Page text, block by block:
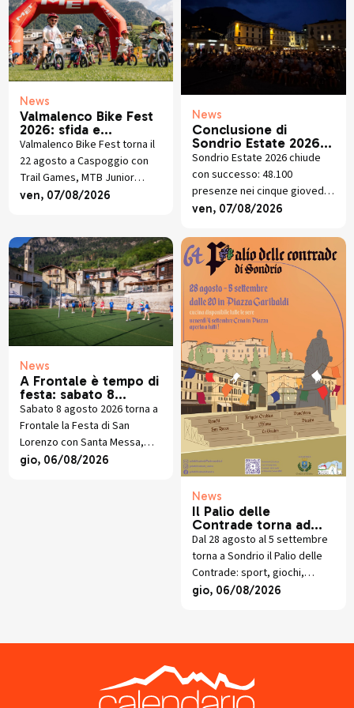
News
Valmalenco Bike Fest
2026: sfida e
divertimento in MTB
Valmalenco Bike Fest torna il
22 agosto a Caspoggio con
Trail Games, MTB Junior
Race, street food alpino,
ven, 07/08/2026
News
Conclusione di
Sondrio Estate 2026:
Grandi esibizioni e
presenze in crescita
Sondrio Estate 2026 chiude
con successo: 48.100
presenze nei cinque giovedì
di luglio tra musica, visite
piano libero.
ven, 07/08/2026
News
A Frontale è tempo di
festa: sabato 8
agosto torna la
tradizionale festa
patronale di San
Lorenzo
Sabato 8 agosto 2026 torna a
Frontale la Festa di San
Lorenzo con Santa Messa,
torneo di pallavolo, cucina
gio, 06/08/2026
News
Il Palio delle
Contrade torna ad
animare Sondrio
Dal 28 agosto al 5 settembre
torna a Sondrio il Palio delle
Contrade: sport, giochi,
socialità e sfide in Piazza
gio, 06/08/2026